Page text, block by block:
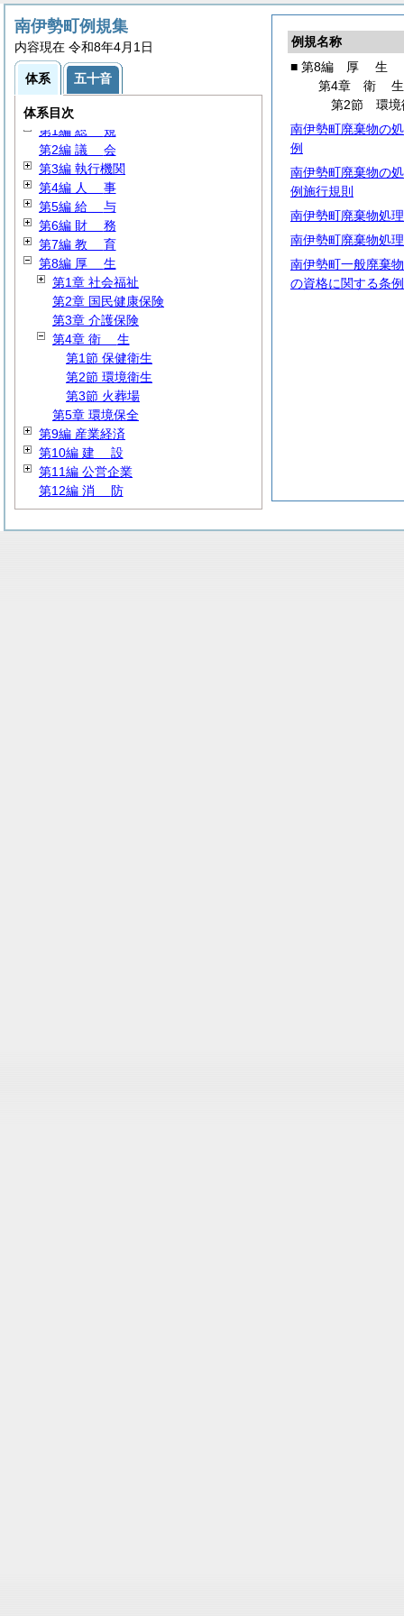
例規名称
■ 第8編 厚 生
第4章 衛生
第2節 環境
南伊勢町廃棄物の
例
南伊勢町廃棄物の
例施行規則
南伊勢町廃棄物処
南伊勢町廃棄物処
南伊勢町一般廃棄
の資格に関する条例
南伊勢町例規集
内容現在 令和8年4月1日
体系 五十音
体系目次
第1編 総 規
第2編 議 会
第3編 執行機関
第4編 人 事
第5編 給 与
第6編 財 務
第7編 教 育
第8編 厚 生
第1章 社会福祉
第2章 国民健康保険
第3章 介護保険
第4章 衛 生
第1節 保健衛生
第2節 環境衛生
第3節 火葬場
第5章 環境保全
第9編 産業経済
第10編 建 設
第11編 公営企業
第12編 消 防